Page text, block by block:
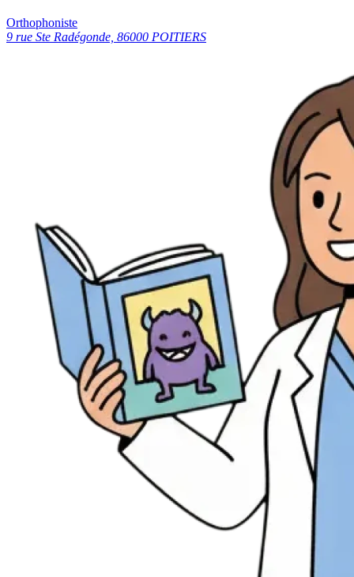
Orthophoniste
9 rue Ste Radégonde, 86000 POITIERS